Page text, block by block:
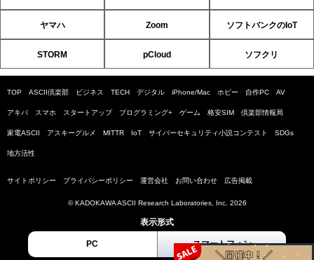
ヤマハ Zoom ソフトバンクのIoT
STORM pCloud ソフクリ
TOP ASCII倶楽部 ビジネス TECH デジタル iPhone/Mac ホビー 自作PC AV
アキバ スマホ スタートアップ プログラミング+ ゲーム 格安SIM 倶楽部情報局
家電ASCII アスキーグルメ MITTR IoT サイバーセキュリティ小説コンテスト SDGs
地方活性
サイトポリシー プライバシーポリシー 運営会社 お問い合わせ 広告掲載
© KADOKAWA ASCII Research Laboratories, Inc. 2026
表示形式
PC スマートフォン